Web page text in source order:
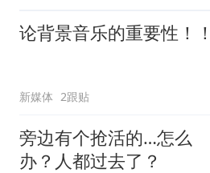
论背景音乐的重要性！！
新媒体 2跟贴
旁边有个抢活的…怎么
办？人都过去了？